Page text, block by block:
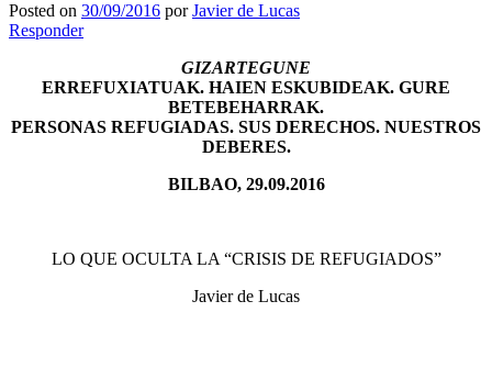
Posted on 30/09/2016 porJavier de Lucas
Responder
GIZARTEGUNE
ERREFUXIATUAK. HAIEN ESKUBIDEAK. GURE
BETEBEHARRAK.
PERSONAS REFUGIADAS. SUS DERECHOS. NUESTROS
DEBERES.
BILBAO, 29.09.2016
LO QUE OCULTA LA “CRISIS DE REFUGIADOS”
Javier de Lucas